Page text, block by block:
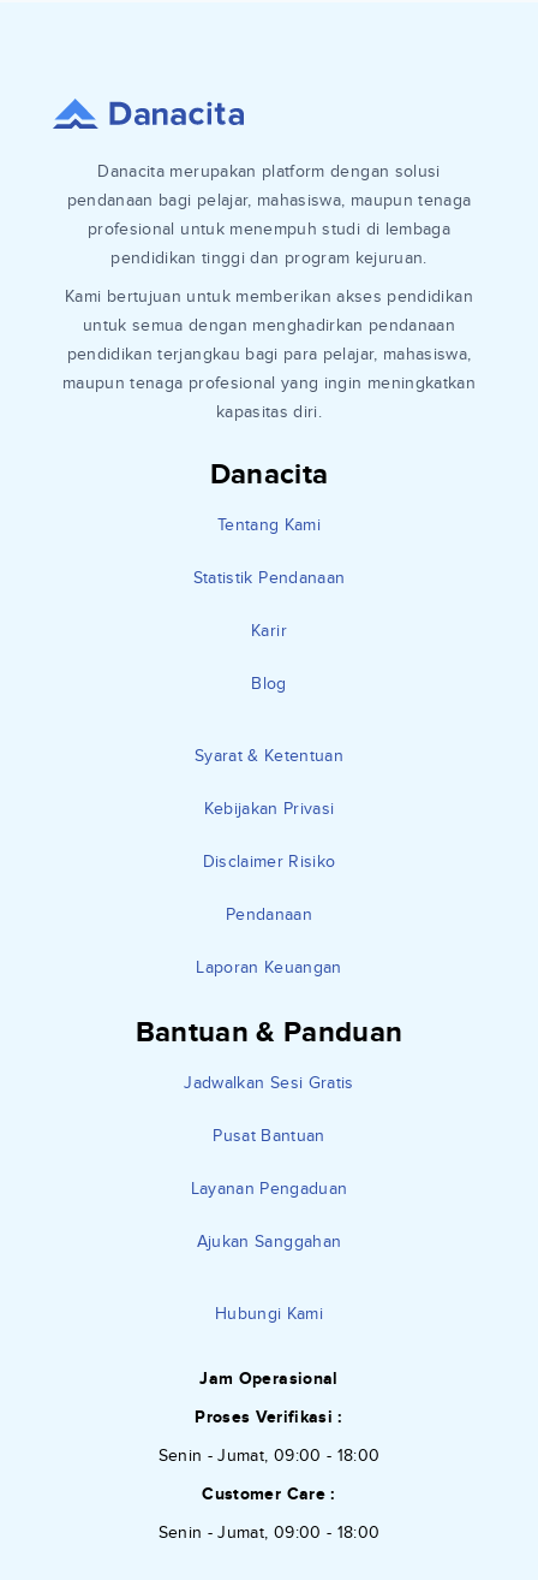
Danacita
Tentang Kami
Statistik Pendanaan
Karir
Blog
Syarat & Ketentuan
Kebijakan Privasi
Disclaimer Risiko
Pendanaan
Laporan Keuangan
Bantuan & Panduan
Jadwalkan Sesi Gratis
Pusat Bantuan
Layanan Pengaduan
Ajukan Sanggahan
Hubungi Kami
Jam Operasional
Proses Verifikasi :
Senin - Jumat, 09:00 - 18:00
Customer Care :
Senin - Jumat, 09:00 - 18:00
Danacita merupakan platform dengan solusi
pendanaan bagi pelajar, mahasiswa, maupun tenaga
profesional untuk menempuh studi di lembaga
pendidikan tinggi dan program kejuruan.
Kami bertujuan untuk memberikan akses pendidikan
untuk semua dengan menghadirkan pendanaan
pendidikan terjangkau bagi para pelajar, mahasiswa,
maupun tenaga profesional yang ingin meningkatkan
kapasitas diri.